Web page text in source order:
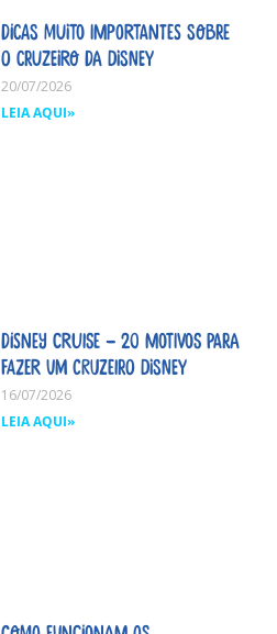
Dicas MUITO importantes sobre
o cruzeiro da Disney
20/07/2026
LEIA AQUI»
Disney Cruise – 20 motivos para
fazer um cruzeiro Disney
16/07/2026
LEIA AQUI»